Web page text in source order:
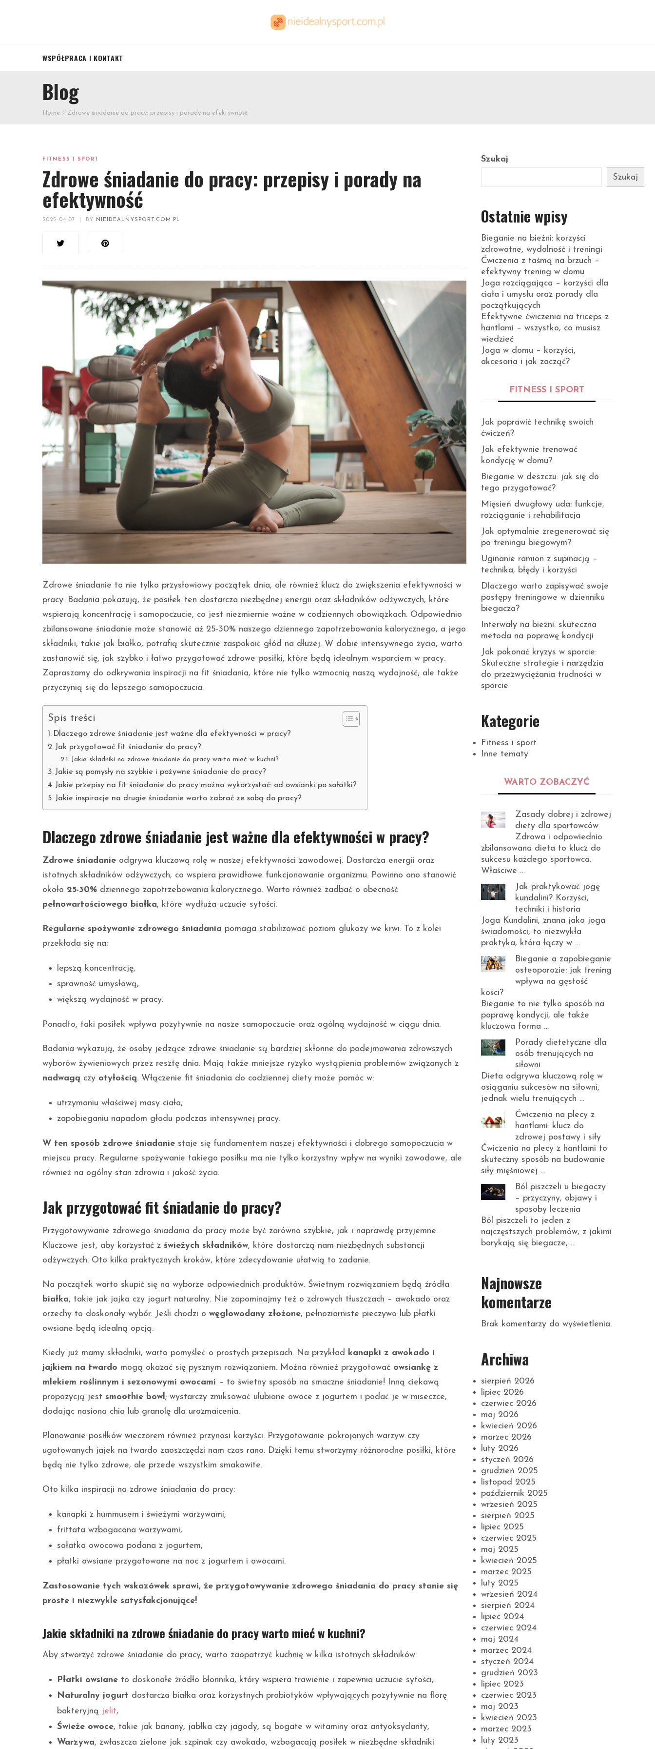
WSPÓŁPRACA I KONTAKT
Blog
Home Zdrowe śniadanie do pracy: przepisy i porady na efektywność
FITNESS I SPORT
Zdrowe śniadanie do pracy: przepisy i porady na
efektywność
2025-04-07 BY NIEIDEALNYSPORT.COM.PL
Zdrowe śniadanie to nie tylko przysłowiowy początek dnia, ale również klucz do zwiększenia efektywności w
pracy. Badania pokazują, że posiłek ten dostarcza niezbędnej energii oraz składników odżywczych, które
wspierają koncentrację i samopoczucie, co jest niezmiernie ważne w codziennych obowiązkach. Odpowiednio
zbilansowane śniadanie może stanowić aż 25-30% naszego dziennego zapotrzebowania kalorycznego, a jego
składniki, takie jak białko, potrafią skutecznie zaspokoić głód na dłużej. W dobie intensywnego życia, warto
zastanowić się, jak szybko i łatwo przygotować zdrowe posiłki, które będą idealnym wsparciem w pracy.
Zapraszamy do odkrywania inspiracji na fit śniadania, które nie tylko wzmocnią naszą wydajność, ale także
przyczynią się do lepszego samopoczucia.
Spis treści
Dlaczego zdrowe śniadanie jest ważne dla efektywności w pracy?
Jak przygotować fit śniadanie do pracy?
Jakie składniki na zdrowe śniadanie do pracy warto mieć w kuchni?
Jakie są pomysły na szybkie i pożywne śniadanie do pracy?
Jakie przepisy na fit śniadanie do pracy można wykorzystać: od owsianki po sałatki?
Jakie inspiracje na drugie śniadanie warto zabrać ze sobą do pracy?
Dlaczego zdrowe śniadanie jest ważne dla efektywności w pracy?
Zdrowe śniadanie odgrywa kluczową rolę w naszej efektywności zawodowej. Dostarcza energii oraz
istotnych składników odżywczych, co wspiera prawidłowe funkcjonowanie organizmu. Powinno ono stanowić
około 25-30% dziennego zapotrzebowania kalorycznego. Warto również zadbać o obecność
pełnowartościowego białka, które wydłuża uczucie sytości.
Regularne spożywanie zdrowego śniadania pomaga stabilizować poziom glukozy we krwi. To z kolei
przekłada się na:
lepszą koncentrację,
sprawność umysłową,
większą wydajność w pracy.
Ponadto, taki posiłek wpływa pozytywnie na nasze samopoczucie oraz ogólną wydajność w ciągu dnia.
Badania wykazują, że osoby jedzące zdrowe śniadanie są bardziej skłonne do podejmowania zdrowszych
wyborów żywieniowych przez resztę dnia. Mają także mniejsze ryzyko wystąpienia problemów związanych z
nadwagą czy otyłością. Włączenie fit śniadania do codziennej diety może pomóc w:
utrzymaniu właściwej masy ciała,
zapobieganiu napadom głodu podczas intensywnej pracy.
W ten sposób zdrowe śniadanie staje się fundamentem naszej efektywności i dobrego samopoczucia w
miejscu pracy. Regularne spożywanie takiego posiłku ma nie tylko korzystny wpływ na wyniki zawodowe, ale
również na ogólny stan zdrowia i jakość życia.
Jak przygotować fit śniadanie do pracy?
Przygotowywanie zdrowego śniadania do pracy może być zarówno szybkie, jak i naprawdę przyjemne.
Kluczowe jest, aby korzystać z świeżych składników, które dostarczą nam niezbędnych substancji
odżywczych. Oto kilka praktycznych kroków, które zdecydowanie ułatwią to zadanie.
Na początek warto skupić się na wyborze odpowiednich produktów. Świetnym rozwiązaniem będą źródła
białka, takie jak jajka czy jogurt naturalny. Nie zapominajmy też o zdrowych tłuszczach – awokado oraz
orzechy to doskonały wybór. Jeśli chodzi o węglowodany złożone, pełnoziarniste pieczywo lub płatki
owsiane będą idealną opcją.
Kiedy już mamy składniki, warto pomyśleć o prostych przepisach. Na przykład kanapki z awokado i
jajkiem na twardo mogą okazać się pysznym rozwiązaniem. Można również przygotować owsiankę z
mlekiem roślinnym i sezonowymi owocami – to świetny sposób na smaczne śniadanie! Inną ciekawą
propozycją jest smoothie bowl; wystarczy zmiksować ulubione owoce z jogurtem i podać je w miseczce,
dodając nasiona chia lub granolę dla urozmaicenia.
Planowanie posiłków wieczorem również przynosi korzyści. Przygotowanie pokrojonych warzyw czy
ugotowanych jajek na twardo zaoszczędzi nam czas rano. Dzięki temu stworzymy różnorodne posiłki, które
będą nie tylko zdrowe, ale przede wszystkim smakowite.
Oto kilka inspiracji na zdrowe śniadania do pracy:
kanapki z hummusem i świeżymi warzywami,
frittata wzbogacona warzywami,
sałatka owocowa podana z jogurtem,
płatki owsiane przygotowane na noc z jogurtem i owocami.
Zastosowanie tych wskazówek sprawi, że przygotowywanie zdrowego śniadania do pracy stanie się
proste i niezwykle satysfakcjonujące!
Jakie składniki na zdrowe śniadanie do pracy warto mieć w kuchni?
Aby stworzyć zdrowe śniadanie do pracy, warto zaopatrzyć kuchnię w kilka istotnych składników.
Płatki owsiane to doskonałe źródło błonnika, który wspiera trawienie i zapewnia uczucie sytości,
Naturalny jogurt dostarcza białka oraz korzystnych probiotyków wpływających pozytywnie na florę
bakteryjną jelit,
Świeże owoce, takie jak banany, jabłka czy jagody, są bogate w witaminy oraz antyoksydanty,
Warzywa, zwłaszcza zielone jak szpinak czy awokado, wzbogacają posiłek w niezbędne składniki
Szukaj
Szukaj
Ostatnie wpisy
Bieganie na bieżni: korzyści
zdrowotne, wydolność i treningi
Ćwiczenia z taśmą na brzuch –
efektywny trening w domu
Joga rozciągająca – korzyści dla
ciała i umysłu oraz porady dla
początkujących
Efektywne ćwiczenia na triceps z
hantlami – wszystko, co musisz
wiedzieć
Joga w domu – korzyści,
akcesoria i jak zacząć?
FITNESS I SPORT
Jak poprawić technikę swoich
ćwiczeń?
Jak efektywnie trenować
kondycję w domu?
Bieganie w deszczu: jak się do
tego przygotować?
Mięsień dwugłowy uda: funkcje,
rozciąganie i rehabilitacja
Jak optymalnie zregenerować się
po treningu biegowym?
Uginanie ramion z supinacją –
technika, błędy i korzyści
Dlaczego warto zapisywać swoje
postępy treningowe w dzienniku
biegacza?
Interwały na bieżni: skuteczna
metoda na poprawę kondycji
Jak pokonać kryzys w sporcie:
Skuteczne strategie i narzędzia
do przezwyciężania trudności w
sporcie
Kategorie
Fitness i sport
Inne tematy
WARTO ZOBACZYĆ
Zasady dobrej i zdrowej
diety dla sportowców
Zdrowa i odpowiednio
zbilansowana dieta to klucz do
sukcesu każdego sportowca.
Właściwe …
Jak praktykować jogę
kundalini? Korzyści,
techniki i historia
Joga Kundalini, znana jako joga
świadomości, to niezwykła
praktyka, która łączy w …
Bieganie a zapobieganie
osteoporozie: jak trening
wpływa na gęstość
kości?
Bieganie to nie tylko sposób na
poprawę kondycji, ale także
kluczowa forma …
Porady dietetyczne dla
osób trenujących na
siłowni
Dieta odgrywa kluczową rolę w
osiąganiu sukcesów na siłowni,
jednak wielu trenujących …
Ćwiczenia na plecy z
hantlami: klucz do
zdrowej postawy i siły
Ćwiczenia na plecy z hantlami to
skuteczny sposób na budowanie
siły mięśniowej …
Ból piszczeli u biegaczy
– przyczyny, objawy i
sposoby leczenia
Ból piszczeli to jeden z
najczęstszych problemów, z jakimi
borykają się biegacze, …
Najnowsze
komentarze
Brak komentarzy do wyświetlenia.
Archiwa
sierpień 2026
lipiec 2026
czerwiec 2026
maj 2026
kwiecień 2026
marzec 2026
luty 2026
styczeń 2026
grudzień 2025
listopad 2025
październik 2025
wrzesień 2025
sierpień 2025
lipiec 2025
czerwiec 2025
maj 2025
kwiecień 2025
marzec 2025
luty 2025
wrzesień 2024
sierpień 2024
lipiec 2024
czerwiec 2024
maj 2024
marzec 2024
styczeń 2024
grudzień 2023
lipiec 2023
czerwiec 2023
maj 2023
kwiecień 2023
marzec 2023
luty 2023